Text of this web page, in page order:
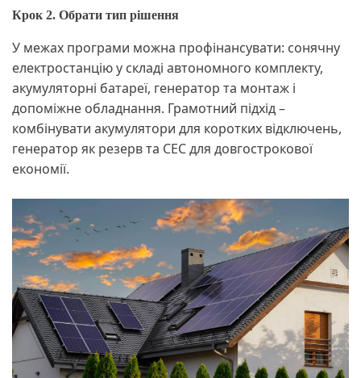
Крок 2. Обрати тип рішення
У межах програми можна профінансувати: сонячну
електростанцію у складі автономного комплекту,
акумуляторні батареї, генератор та монтаж і
допоміжне обладнання. Грамотний підхід –
комбінувати акумулятори для коротких відключень,
генератор як резерв та СЕС для довгострокової
економії.